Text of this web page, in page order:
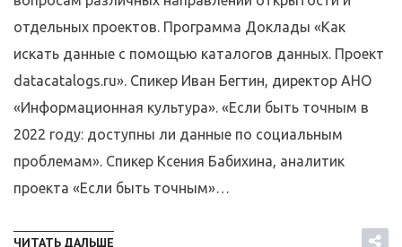
отдельных проектов. Программа Доклады «Как
искать данные с помощью каталогов данных. Проект
datacatalogs.ru». Спикер Иван Бегтин, директор АНО
«Информационная культура». «Если быть точным в
2022 году: доступны ли данные по социальным
проблемам». Спикер Ксения Бабихина, аналитик
проекта «Если быть точным»…
ЧИТАТЬ ДАЛЬШЕ